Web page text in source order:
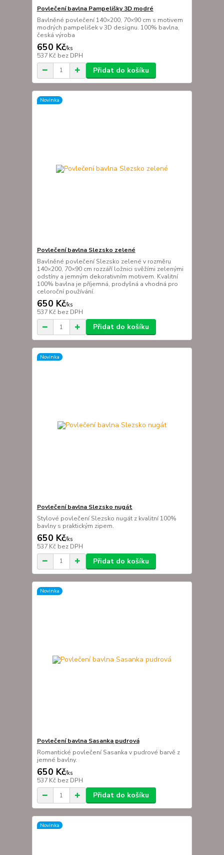
Povlečení bavlna Pampelišky 3D modré
Bavlněné povlečení 140×200, 70×90 cm s motivem
modrých pampelišek v 3D designu. 100% bavlna,
česká výroba
650 Kč/ks
537 Kč bez DPH
Přidat do košíku
Novinka
Povlečení bavlna Slezsko zelené
Bavlněné povlečení Slezsko zelené v rozměru
140×200, 70×90 cm rozzáří ložnici svěžími zelenými
odstíny a jemným dekorativním motivem. Kvalitní
100% bavlna je příjemná, prodyšná a vhodná pro
celoroční používání.
650 Kč/ks
537 Kč bez DPH
Přidat do košíku
Novinka
Povlečení bavlna Slezsko nugát
Stylové povlečení Slezsko nugát z kvalitní 100%
bavlny s praktickým zipem.
650 Kč/ks
537 Kč bez DPH
Přidat do košíku
Novinka
Povlečení bavlna Sasanka pudrová
Romantické povlečení Sasanka v pudrové barvě z
jemné bavlny.
650 Kč/ks
537 Kč bez DPH
Přidat do košíku
Novinka